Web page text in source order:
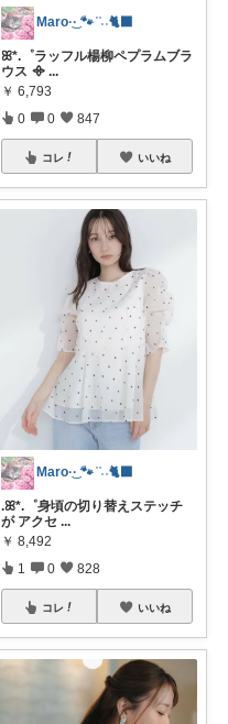
Maro·͜· 🐾 ͗ ͗˒˒🐈‍⬛
ꕤ*.゜ラッフル楊柳ペプラムブラ
ウス ᯽ ...
￥ 6,793
0 0 847
コレ いいね
Maro·͜· 🐾 ͗ ͗˒˒🐈‍⬛
.ꕤ*.゜身頃の切り替えステッチ
が アクセ ...
￥ 8,492
1 0 828
コレ いいね